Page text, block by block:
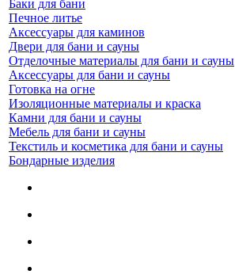
Баки для бани
Печное литье
Аксессуары для каминов
Двери для бани и сауны
Отделочные материалы для бани и сауны
Аксессуары для бани и сауны
Готовка на огне
Изоляционные материалы и краска
Камни для бани и сауны
Мебель для бани и сауны
Текстиль и косметика для бани и сауны
Бондарные изделия